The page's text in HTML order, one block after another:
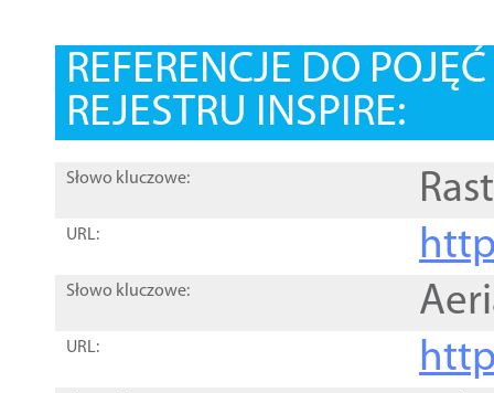
REFERENCJE DO
REJESTRU INSPIRE:
Słowo kluczowe:
URL:
Słowo kluczowe:
URL: